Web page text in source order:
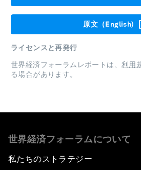
原文（English)
ライセンスと再発行
世界経済フォーラムレポートは、 利用
る場合があります。
世界経済フォーラムについて
私たちのストラテジー